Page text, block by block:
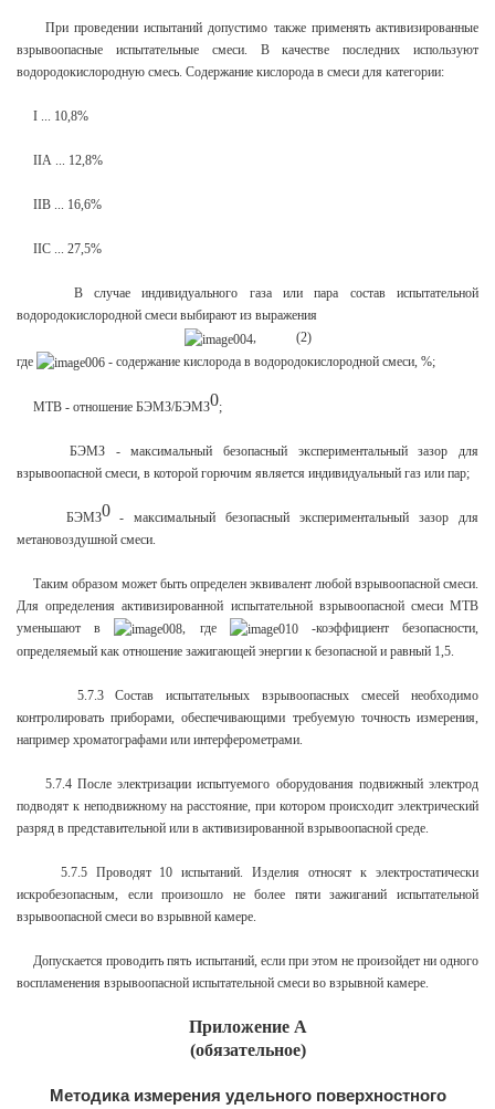
При проведении испытаний допустимо также применять активизированные
взрывоопасные испытательные смеси. В качестве последних используют
водородокислородную смесь. Содержание кислорода в смеси для категории:
I ... 10,8%
IIА ... 12,8%
IIB ... 16,6%
IIC ... 27,5%
В случае индивидуального газа или пара состав испытательной
водородокислородной смеси выбирают из выражения
, (2)
где
- содержание кислорода в водородокислородной смеси, %;
МТВ - отношение БЭМЗ/БЭМЗ0;
БЭМЗ - максимальный безопасный экспериментальный зазор для
взрывоопасной смеси, в которой горючим является индивидуальный газ или пар;
БЭМЗ0- максимальный безопасный экспериментальный зазор для
метановоздушной смеси.
Таким образом может быть определен эквивалент любой взрывоопасной смеси.
Для определения активизированной испытательной взрывоопасной смеси МТВ
уменьшают в
, где -коэффициент безопасности,
определяемый как отношение зажигающей энергии к безопасной и равный 1,5.
5.7.3 Состав испытательных взрывоопасных смесей необходимо
контролировать приборами, обеспечивающими требуемую точность измерения,
например хроматографами или интерферометрами.
5.7.4 После электризации испытуемого оборудования подвижный электрод
подводят к неподвижному на расстояние, при котором происходит электрический
разряд в представительной или в активизированной взрывоопасной среде.
5.7.5 Проводят 10 испытаний. Изделия относят к электростатически
искробезопасным, если произошло не более пяти зажиганий испытательной
взрывоопасной смеси во взрывной камере.
Допускается проводить пять испытаний, если при этом не произойдет ни одного
воспламенения взрывоопасной испытательной смеси во взрывной камере.
Приложение А
(обязательное)
Методика измерения удельного поверхностного